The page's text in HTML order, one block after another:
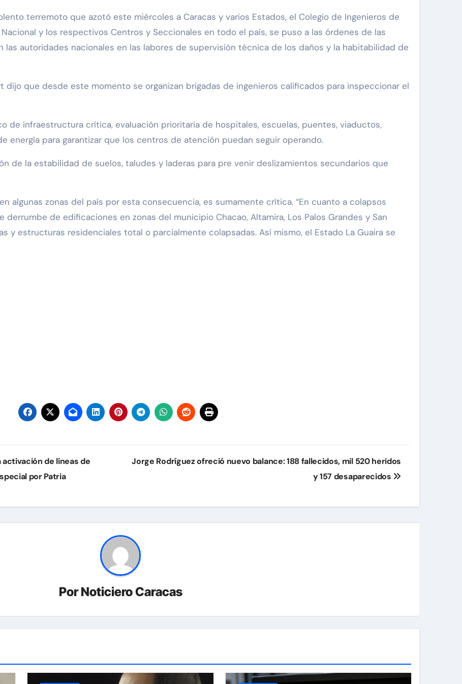
y los respectivos Centros y Seccionales en todo el país, se puso a las órdenes de las
las autoridades nacionales en las labores de supervisión técnica de los daños y la habitabilidad de
dijo que desde este momento se organizan brigadas de ingenieros calificados para inspeccionar el
de infraestructura crítica, evaluación prioritaria de hospitales, escuelas, puentes, viaductos,
energía para garantizar que los centros de atención puedan seguir operando.
de la estabilidad de suelos, taludes y laderas para pre venir deslizamientos secundarios que
algunas zonas del país por esta consecuencia, es sumamente crítica. “En cuanto a colapsos
de edificaciones en zonas del municipio Chacao, Altamira, Los Palos Grandes y San
y estructuras residenciales total o parcialmente colapsadas. Así mismo, el Estado La Guaira se
activación de líneas de
por Patria
Jorge Rodríguez ofreció nuevo balance: 188 fallecidos, mil 520 heridos
y 157 desaparecidos
PorNoticiero Caracas